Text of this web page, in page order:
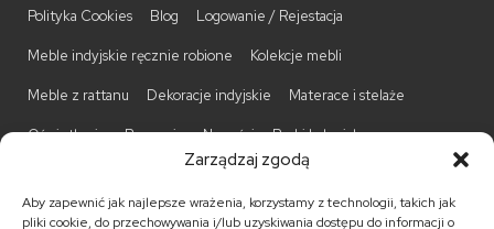
Zarządzaj zgodą
Aby zapewnić jak najlepsze wrażenia, korzystamy z technologii, takich jak
pliki cookie, do przechowywania i/lub uzyskiwania dostępu do informacji o
Polityka Cookies Blog Logowanie / Rejestacja
Meble indyjskie ręcznie robione Kolekcje mebli
Meble z rattanu Dekoracje indyjskie Materace i stelaże
Oświetlenie Promocje Nowości Barki kolonialne
Komody kolonialne Krzesła kolonialne
Kufry indyjskie Ławki kolonialne Łóżka kolonialne